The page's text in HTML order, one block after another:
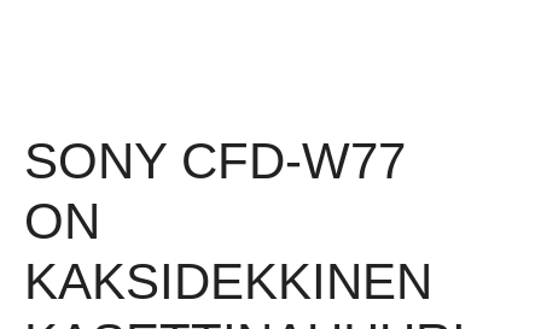
SONY CFD-W77
ON
KAKSIDEKKINEN